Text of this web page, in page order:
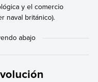
y el comercio
naval británico).